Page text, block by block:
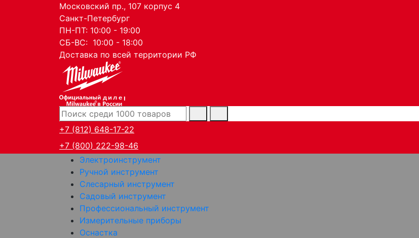
Московский пр., 107 корпус 4
Санкт-Петербург
ПН-ПТ: 10:00 - 19:00
СБ-ВС: 10:00 - 18:00
Доставка по всей территории РФ
дилер
+7 (812) 648-17-22
+7 (800) 222-98-46
Электроинструмент
Ручной инструмент
Слесарный инструмент
Садовый инструмент
Профессиональный инструмент
Измерительные приборы
Оснастка